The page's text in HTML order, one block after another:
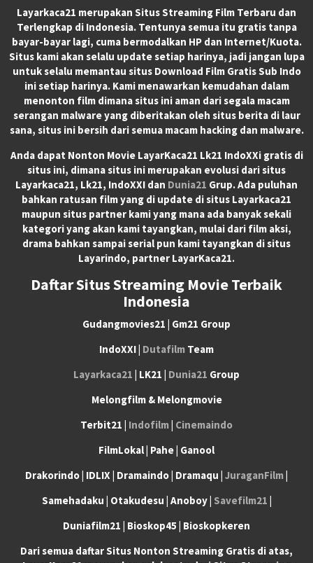
Layarkaca21 merupakan Situs Streaming Film Terbaru dan
Terlengkap di Indonesia. Tentunya semua itu gratis tanpa
bayar-bayar lagi, cuma bermodalkan HP dan Internet/Kuota.
Situs kami akan selalu update setiap harinya, jadi jangan lupa
untuk selalu memantau situs Download Film Gratis Sub Indo
ini setiap harinya. Kami menawarkan kemudahan dalam
menonton film dimana situs ini aman dari segala macam
serangan malware yang diberitakan oleh situs berita di laur
sana, situs ini bersih dari semua macam hacking dan malware.
Anda dapat Nonton Movie LayarKaca21 Lk21 IndoXXigratis di
situs ini, dimana situs ini merupakan evolusi dari situs
Layarkaca21, Lk21, IndoXXI dan Dunia21 Grup. Ada puluhan
bahkan ratusan film yang di update di situs Layarkaca21
maupun situs partner kami yang mana ada banyak sekali
kategori yang akan kami tayangkan, mulai dari film aksi,
drama bahkan sampai serial pun kami tayangkan di situs
Layarindo, partner LayarKaca21.
Daftar Situs Streaming Movie Terbaik
Indonesia
Gudangmovies21 | Gm21 Group
IndoXXI | Dutafilm Team
Layarkaca21 | LK21 | Dunia21 Group
Melongfilm & Melongmovie
Terbit21 | Indofilm| Cinemaindo
FilmLokal | Pahe | Ganool
Drakorindo | IDLIX | Dramaindo | Dramaqu | JuraganFilm|
Samehadaku | Otakudesu | Anoboy | Savefilm21 |
Duniafilm21 | Bioskop45 | Bioskopkeren
Dari semua daftar Situs Nonton Streaming Gratis di atas,